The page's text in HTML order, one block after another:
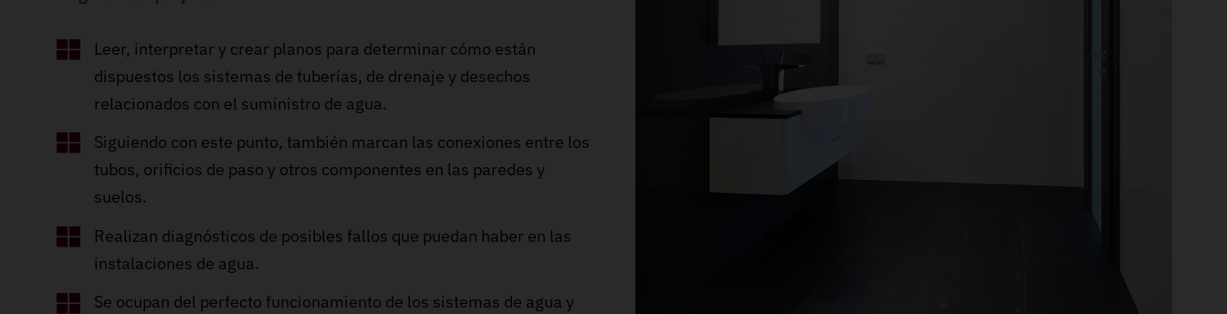
Leer, interpretar y crear planos para determinar cómo están
dispuestos los sistemas de tuberías, de drenaje y desechos
relacionados con el suministro de agua.
Siguiendo con este punto, también marcan las conexiones entre los
tubos, orificios de paso y otros componentes en las paredes y
suelos.
Realizan diagnósticos de posibles fallos que puedan haber en las
instalaciones de agua.
Se ocupan del perfecto funcionamiento de los sistemas de agua y